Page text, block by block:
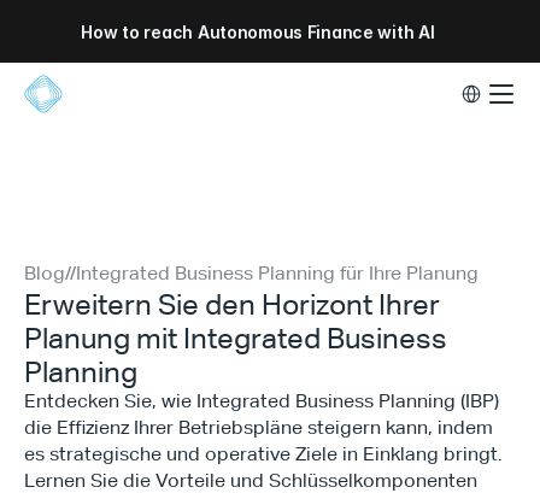
How to reach Autonomous Finance with AI
Select
Blog//Integrated Business Planning für Ihre Planung
Erweitern Sie den Horizont Ihrer
Planung mit Integrated Business
Planning
Entdecken Sie, wie Integrated Business Planning (IBP)
die Effizienz Ihrer Betriebspläne steigern kann, indem
es strategische und operative Ziele in Einklang bringt.
Lernen Sie die Vorteile und Schlüsselkomponenten